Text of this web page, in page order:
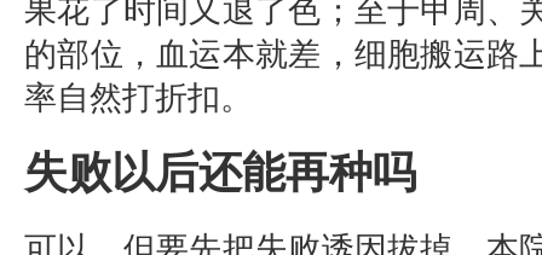
果花了时间又退了色；至于甲周、
的部位，血运本就差，细胞搬运路
率自然打折扣。
失败以后还能再种吗